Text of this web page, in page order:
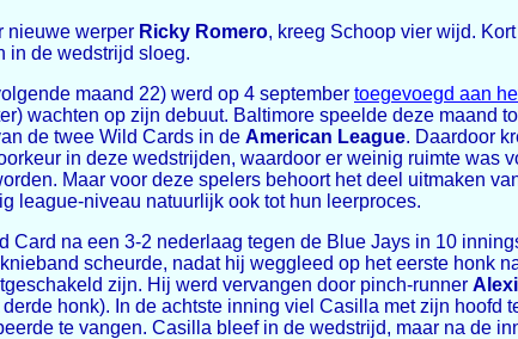
nieuwe werper Ricky Romero, kreeg Schoop vier wijd.
in de wedstrijd sloeg.
maand 22) werd op 4 september toegevoegd aan
wachten op zijn debuut. Baltimore speelde deze maand
de twee Wild Cards in de American League. Daardoor
in deze wedstrijden, waardoor er weinig ruimte was
Maar voor deze spelers behoort het deel uitmaken
league-niveau natuurlijk ook tot hun leerproces.
na een 3-2 nederlaag tegen de Blue Jays in 10
scheurde, nadat hij weggleed op het eerste honk
zijn. Hij werd vervangen door pinch-runner
honk). In de achtste inning viel Casilla met zijn hoofd
te vangen. Casilla bleef in de wedstrijd, maar na de